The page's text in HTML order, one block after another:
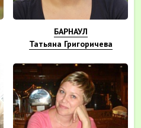
БАРНАУЛ
Татьяна Григоричева